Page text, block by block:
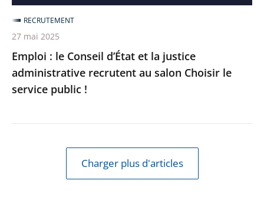
recrutent
au
salon
Choisir
le
service
Emploi : le Conseil d’État et la justice
administrative recrutent au salon Choisir le
service public !
RECRUTEMENT
27 mai 2025
Charger plus d'articles